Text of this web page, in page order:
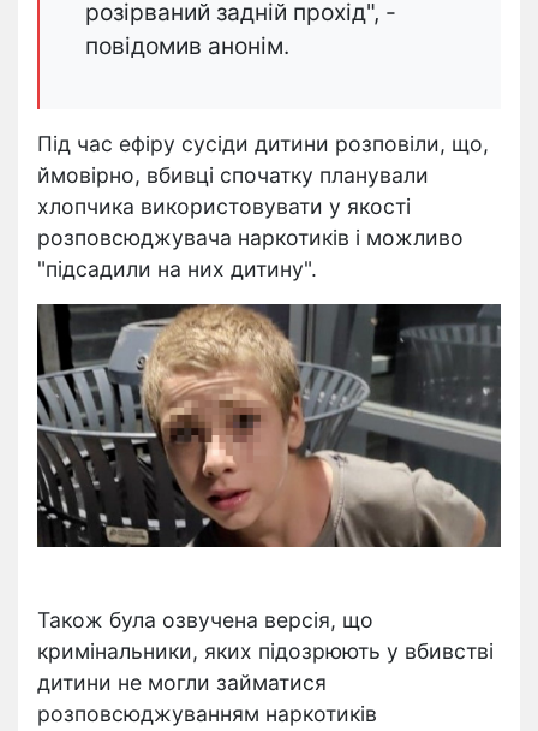
розірваний задній прохід", -
повідомив анонім.
Під час ефіру сусіди дитини розповіли, що,
ймовірно, вбивці спочатку планували
хлопчика використовувати у якості
розповсюджувача наркотиків і можливо
"підсадили на них дитину".
Також була озвучена версія, що
кримінальники, яких підозрюють у вбивстві
дитини не могли займатися
розповсюджуванням наркотиків